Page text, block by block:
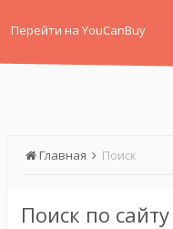
Перейти на YouCanBuy
Главная Поиск
Поиск по сайту